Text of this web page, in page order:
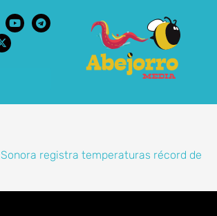
Sonora registra temperaturas récord de